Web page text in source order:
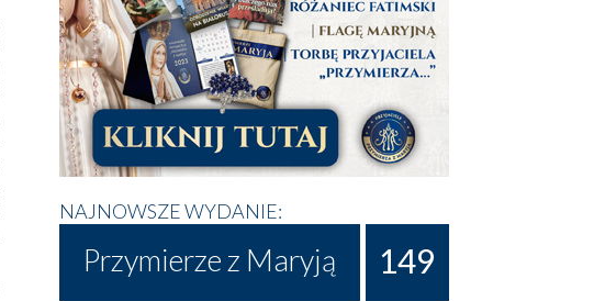
NAJNOWSZE WYDANIE:
Przymierze z Maryją 149